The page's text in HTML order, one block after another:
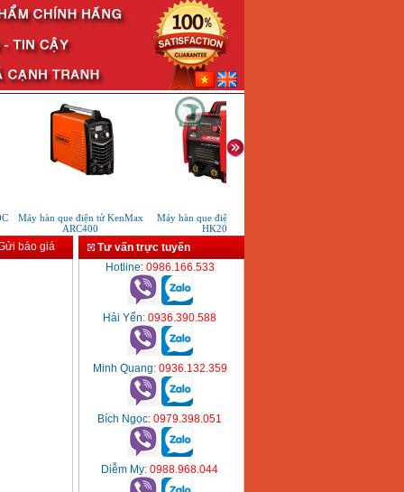
Máy hàn que điện tử KenMax
ARC400
Máy hàn que điện tử Hồng ký
HK200E
báo giá
Tư vấn trực tuyến
Hotline: 0986.166.533
Hải Yến: 0936.390.588
Minh Quang: 0936.132.359
Bích Ngọc: 0979.398.051
Diễm My: 0988.968.044